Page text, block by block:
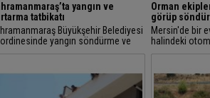
yangın ve
tatbikatı
Büyükşehir Belediyesi
yangın söndürme ve
durum tatbikatı düzenlendi.
Orman
görüp
Mersin'de bir
halindeki
çevreden